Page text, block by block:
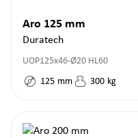
Aro 125 mm
Duratech
UOP125x46-Ø20 HL60
125 mm 300 kg